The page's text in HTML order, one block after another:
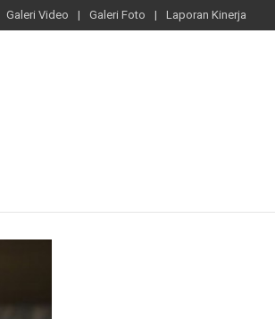
Galeri Video Galeri Foto Laporan Kinerja